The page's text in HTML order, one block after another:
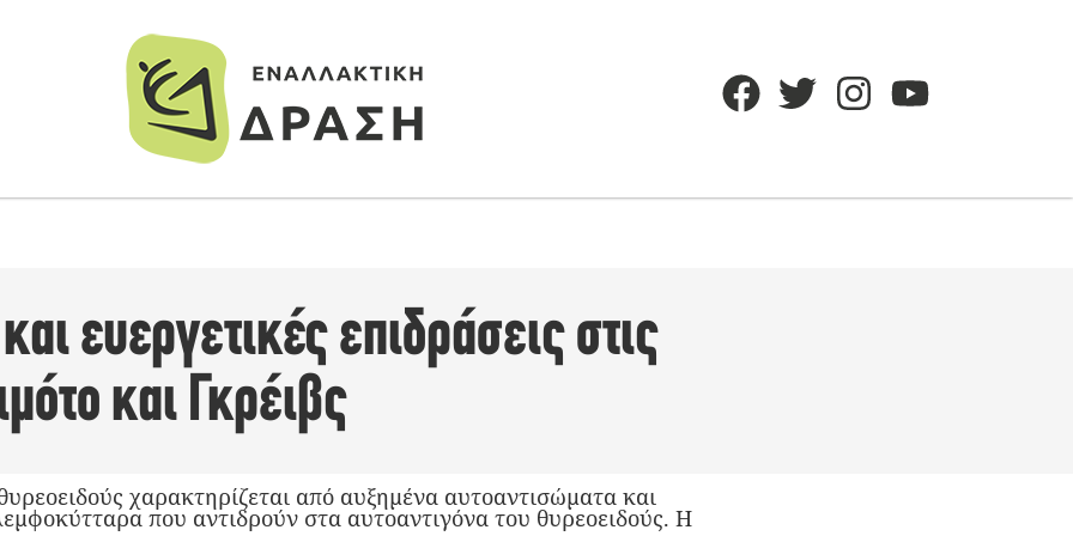
ευεργετικές επιδράσεις στις
και Γκρέιβς
χαρακτηρίζεται από αυξημένα αυτοαντισώματα και
που αντιδρούν στα αυτοαντιγόνα του θυρεοειδούς. Η